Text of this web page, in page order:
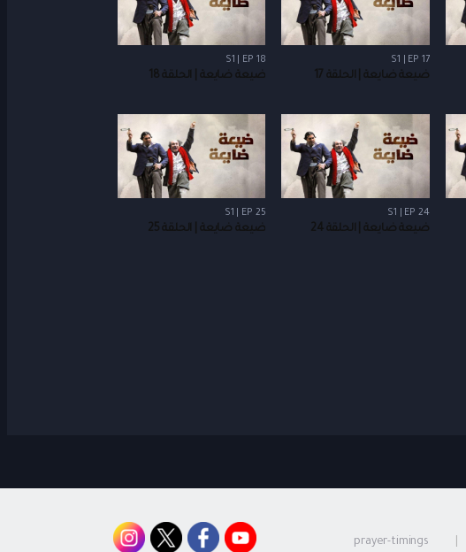
S1 | EP 17
ضيعة ضايعة | الحلقة 17
S1 | EP 18
ضيعة ضايعة | الحلقة 18
S1 | EP 24
ضيعة ضايعة | الحلقة 24
S1 | EP 25
ضيعة ضايعة | الحلقة 25
prayer-timings